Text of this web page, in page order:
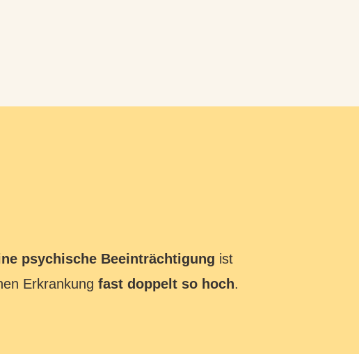
psychische Beeinträchtigung ist
Erkrankungfast doppelt so hoch.